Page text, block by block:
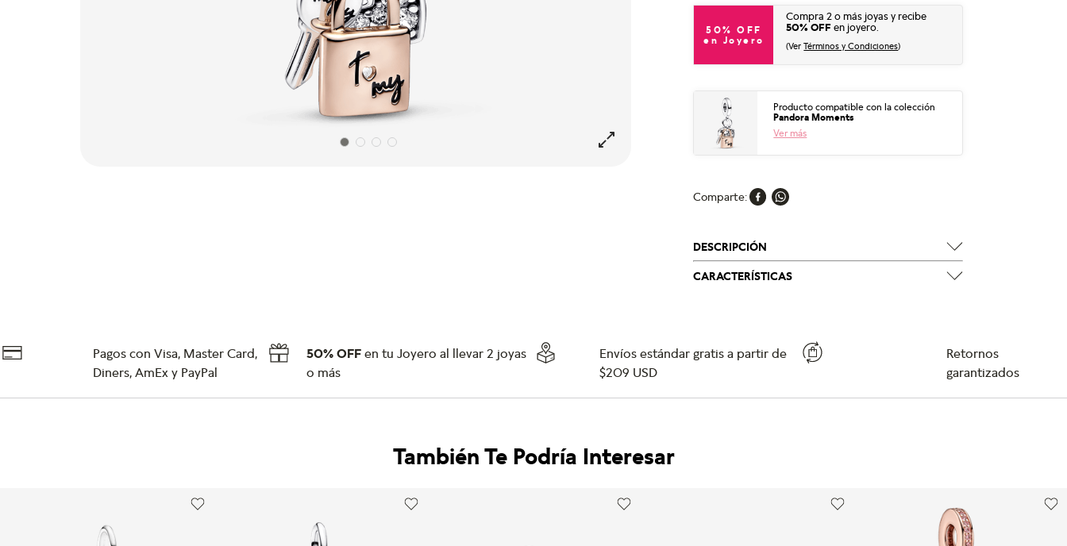
50% OFF
en Joyero
Compra 2 o más joyas y recibe
50% OFFen joyero.
(VerTérminos y Condiciones)
Producto compatible con la colección
Pandora Moments
Ver más
Comparte
DESCRIPCIÓN
CARACTERÍSTICAS
Pagos con Visa, Master Card,
Diners, AmEx y PayPal
50% OFFen tu Joyero al llevar 2 joyas
o más
Envíos estándar gratis a partir de
$209 USD
Retornos
garantizados
También Te Podría Interesar